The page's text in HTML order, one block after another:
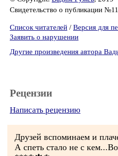
Свидетельство о публикации
Список читателей / Версия для
Заявить о нарушении
Другие произведения автора
Рецензии
Написать рецензию
Друзей вспоминаем и
А спеть стало не с